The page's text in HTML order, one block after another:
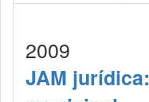
2009
JAM